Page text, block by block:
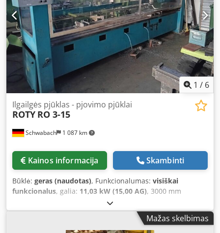
1 / 6
Schwabach 1 087 km
Ilgailgės pjūklas - pjovimo pjūklai
ROTY RO 3-15
Kainos informacija Skambinti
Būklė: geras (naudotas), Funkcionalumas: visiškai
funkcionalus, galia: 11,03 kW (15,00 AG), 3000 mm
pjovimo ilgis - skirtinis pjūvis - disko skersmuo 500 mm -
pjovimo aukštis 170 mm Codpjzmxrcefx Ad Norf
Mažas skelbimas